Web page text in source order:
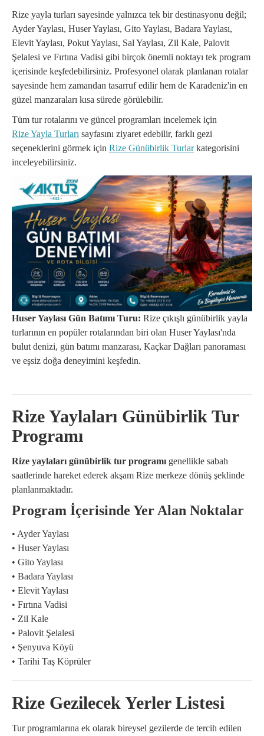
Rize yayla turları sayesinde yalnızca tek bir destinasyonu değil;
Ayder Yaylası, Huser Yaylası, Gito Yaylası, Badara Yaylası,
Elevit Yaylası, Pokut Yaylası, Sal Yaylası, Zil Kale, Palovit
Şelalesi ve Fırtına Vadisi gibi birçok önemli noktayı tek program
içerisinde keşfedebilirsiniz. Profesyonel olarak planlanan rotalar
sayesinde hem zamandan tasarruf edilir hem de Karadeniz'in en
güzel manzaraları kısa sürede görülebilir.
Tüm tur rotalarını ve güncel programları incelemek için
Rize Yayla Turları sayfasını ziyaret edebilir, farklı gezi
seçeneklerini görmek için Rize Günübirlik Turlarkategorisini
inceleyebilirsiniz.
Huser Yaylası Gün Batımı Turu: Rize çıkışlı günübirlik yayla
turlarının en popüler rotalarından biri olan Huser Yaylası'nda
bulut denizi, gün batımı manzarası, Kaçkar Dağları panoraması
ve eşsiz doğa deneyimini keşfedin.
Rize Yaylaları Günübirlik Tur
Programı
Rize yaylaları günübirlik tur programı genellikle sabah
saatlerinde hareket ederek akşam Rize merkeze dönüş şeklinde
planlanmaktadır.
Program İçerisinde Yer Alan Noktalar
• Ayder Yaylası
• Huser Yaylası
• Gito Yaylası
• Badara Yaylası
• Elevit Yaylası
• Fırtına Vadisi
• Zil Kale
• Palovit Şelalesi
• Şenyuva Köyü
• Tarihi Taş Köprüler
Rize Gezilecek Yerler Listesi
Tur programlarına ek olarak bireysel gezilerde de tercih edilen